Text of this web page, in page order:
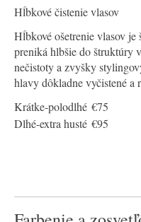
Hĺbkové čistenie vlasov
Hĺbkové ošetrenie vlasov
preniká hlbšie do štruktúry
nečistoty a zvyšky
Krátke-polodlhé €75
Dlhé-extra husté €95